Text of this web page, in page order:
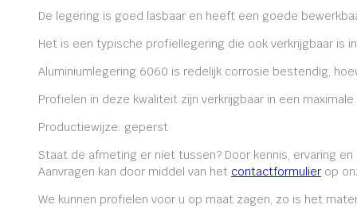
De legering is goed lasbaar en heeft een goede
Het is een typische profiellegering die ook verkrijgbaar is
Aluminiumlegering 6060 is redelijk corrosie bestendig,
Profielen in deze kwaliteit zijn verkrijgbaar in een
Productiewijze: geperst
Staat de afmeting er niet tussen? Door kennis, ervaring
Aanvragen kan door middel van het contactformulier op
We kunnen profielen voor u op maat zagen, zo is het